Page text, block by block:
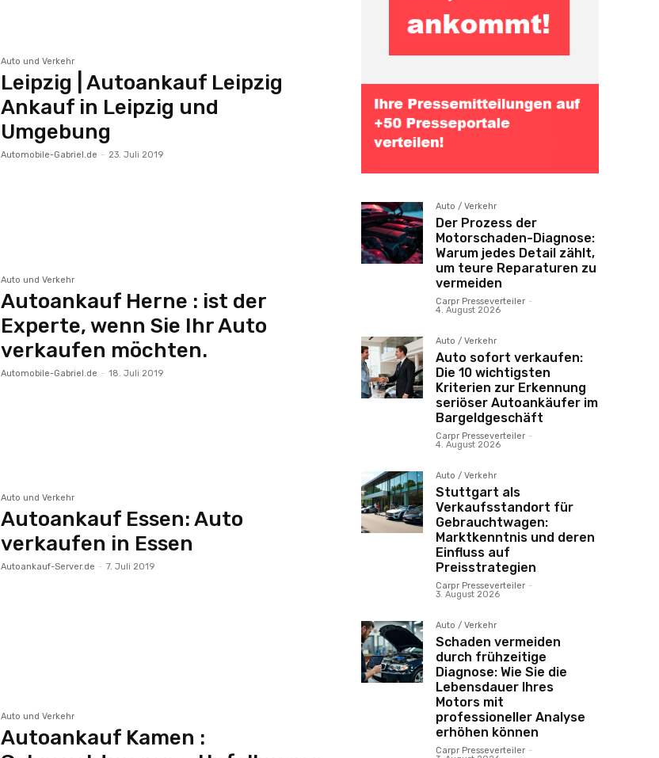
Auto und Verkehr
Leipzig | Autoankauf Leipzig
Ankauf in Leipzig und
Umgebung
Automobile-Gabriel.de - 23. Juli 2019
Auto und Verkehr
Autoankauf Herne : ist der
Experte, wenn Sie Ihr Auto
verkaufen möchten.
Automobile-Gabriel.de - 18. Juli 2019
Auto und Verkehr
Autoankauf Essen: Auto
verkaufen in Essen
Autoankauf-Server.de - 7. Juli 2019
Auto und Verkehr
Autoankauf Kamen :
Auto / Verkehr
Der Prozess der
Motorschaden-Diagnose:
Warum jedes Detail zählt,
um teure Reparaturen zu
vermeiden
Carpr Presseverteiler -
4. August 2026
Auto / Verkehr
Auto sofort verkaufen:
Die 10 wichtigsten
Kriterien zur Erkennung
seriöser Autoankäufer im
Bargeldgeschäft
Carpr Presseverteiler -
4. August 2026
Auto / Verkehr
Stuttgart als
Verkaufsstandort für
Gebrauchtwagen:
Marktkenntnis und deren
Einfluss auf
Preisstrategien
Carpr Presseverteiler -
3. August 2026
Auto / Verkehr
Schaden vermeiden
durch frühzeitige
Diagnose: Wie Sie die
Lebensdauer Ihres
Motors mit
professioneller Analyse
erhöhen können
Carpr Presseverteiler -